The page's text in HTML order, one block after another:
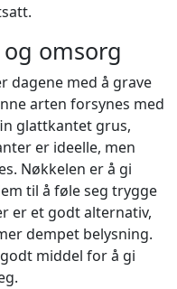
omsorg
dagene med å grave
arten forsynes med
glattkantet grus,
er ideelle, men
Nøkkelen er å gi
til å føle seg trygge
er et godt alternativ,
dempet belysning.
middel for å gi